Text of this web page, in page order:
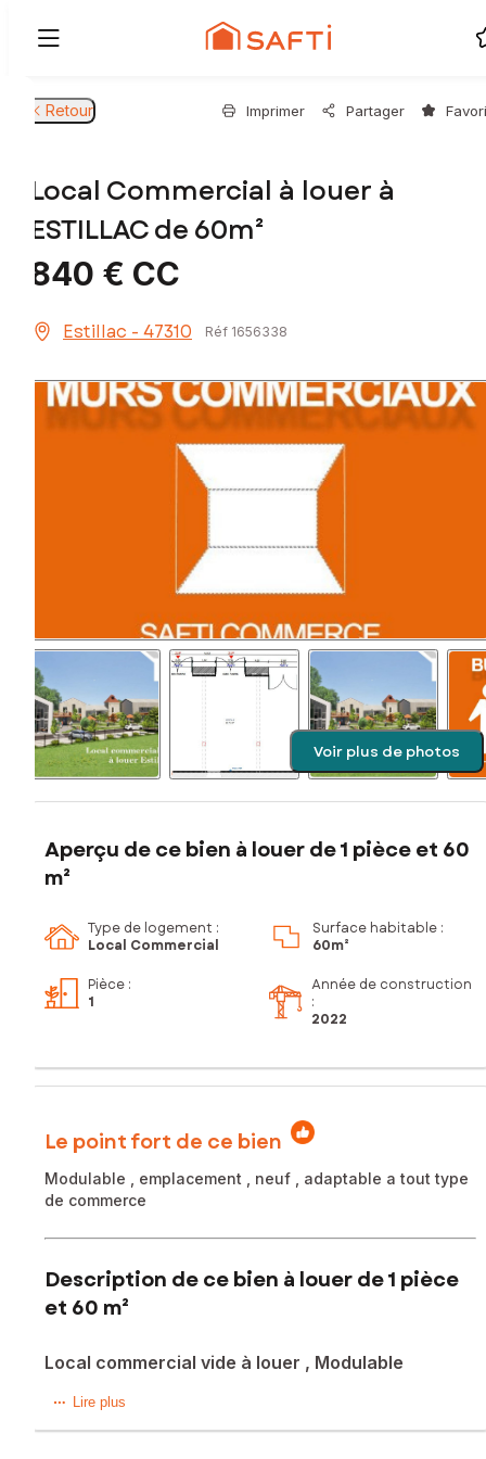
Retour Imprimer Partager
Local Commercial à louer à
ESTILLAC de 60m²
840 € CC
Estillac - 47310 Réf 1656338
Voir plus de photos
Aperçu de ce bien à louer de 1 pièce et 60
m²
Type de logement :
Local Commercial
Surface habitable :
60m²
Pièce :
1
Année de construction
:
2022
Le point fort de ce bien
Modulable , emplacement , neuf , adaptable a tout type
de commerce
Description de ce bien à louer de 1 pièce
et 60 m²
Local commercial vide à louer , Modulable
Situé à Estillac (47310) proche autoroute, local commercial
Lire plus